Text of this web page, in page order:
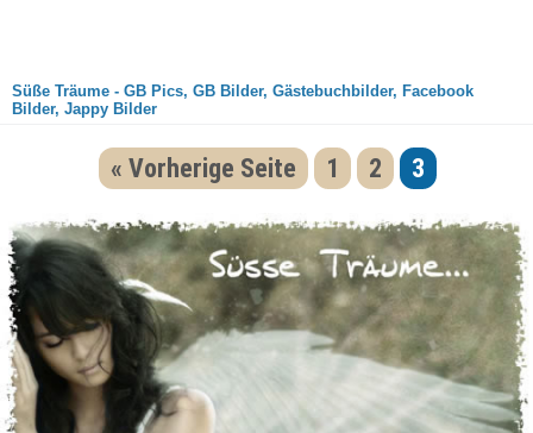
Süße Träume - GB Pics, GB Bilder, Gästebuchbilder, Facebook
Bilder, Jappy Bilder
« Vorherige Seite 1 2 3